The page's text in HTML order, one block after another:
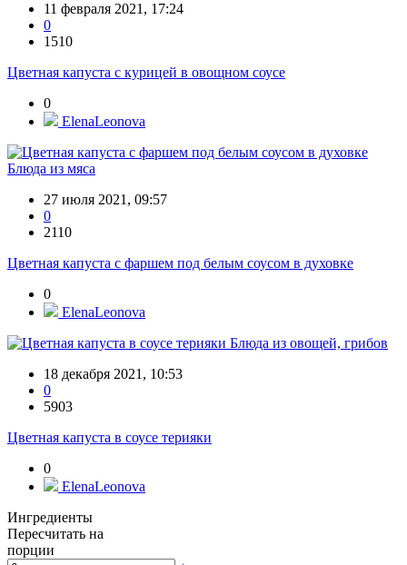
11 февраля 2021, 17:24
0
1510
Цветная капуста с курицей в овощном соусе
0
ElenaLeonova
Блюда из мяса
27 июля 2021, 09:57
0
2110
Цветная капуста с фаршем под белым соусом в духовке
0
ElenaLeonova
Блюда из овощей, грибов
18 декабря 2021, 10:53
0
5903
Цветная капуста в соусе терияки
0
ElenaLeonova
Ингредиенты
Пересчитать на
порции